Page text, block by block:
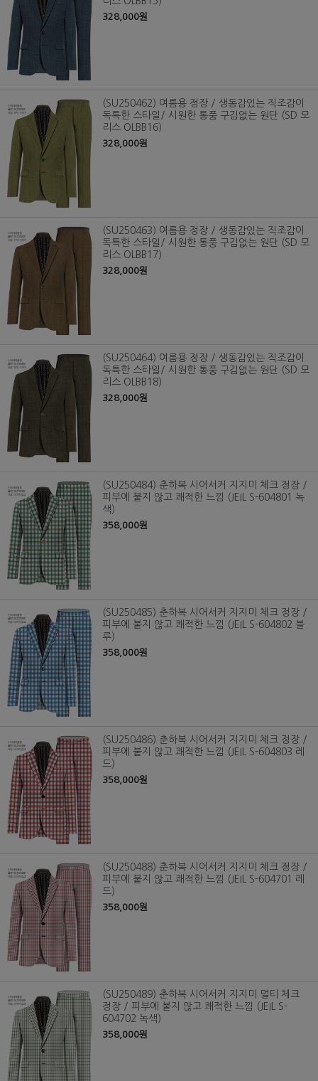
328,000원
(SU250462) 여름용 정장 / 생동감있는 직조감이
독특한 스타일/ 시원한 통풍 구김없는 원단 (SD 모
리스 OLBB16)
328,000원
(SU250463) 여름용 정장 / 생동감있는 직조감이
독특한 스타일/ 시원한 통풍 구김없는 원단 (SD 모
리스 OLBB17)
328,000원
(SU250464) 여름용 정장 / 생동감있는 직조감이
독특한 스타일/ 시원한 통풍 구김없는 원단 (SD 모
리스 OLBB18)
328,000원
(SU250484) 춘하복 시어서커 지지미 체크 정장 /
피부에 붙지 않고 쾌적한 느낌 (JEIL S-604801 녹
색)
358,000원
(SU250485) 춘하복 시어서커 지지미 체크 정장 /
피부에 붙지 않고 쾌적한 느낌 (JEIL S-604802 블
루)
358,000원
(SU250486) 춘하복 시어서커 지지미 체크 정장 /
피부에 붙지 않고 쾌적한 느낌 (JEIL S-604803 레
드)
358,000원
(SU250488) 춘하복 시어서커 지지미 체크 정장 /
피부에 붙지 않고 쾌적한 느낌 (JEIL S-604701 레
드)
358,000원
(SU250489) 춘하복 시어서커 지지미 멀티 체크
정장 / 피부에 붙지 않고 쾌적한 느낌 (JEIL S-
604702 녹색)
358,000원